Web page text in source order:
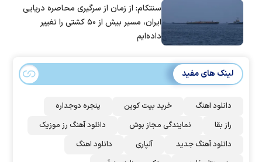
سنتکام: از زمان از سرگیری محاصره دریایی
ایران، مسیر بیش از ۵۰ کشتی را تغییر
داده‌ایم
لینک های مفید
دانلود اهنگ خرید بیت کوین
پنجره دوجداره
راز بقا
نمایندگی مجاز بوش
دانلود آهنگ رز‌ موزیک
دانلود آهنگ جدید
آلپاری
دانلود اهنگ